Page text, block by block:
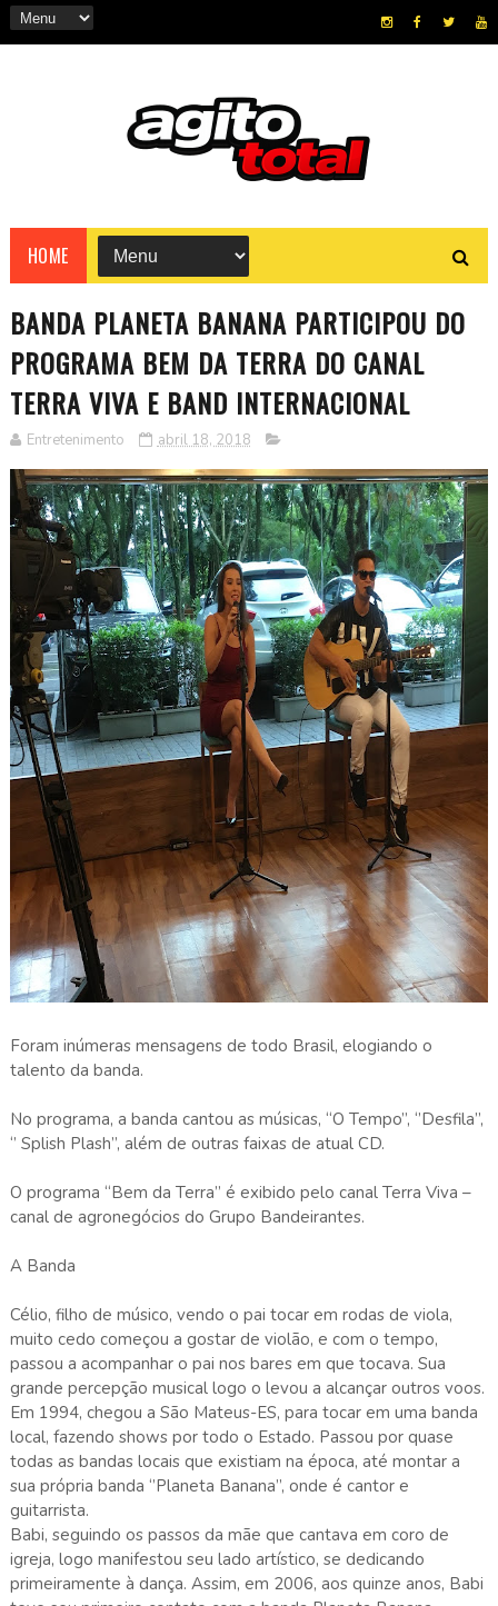
HOME
BANDA PLANETA BANANA PARTICIPOU DO
PROGRAMA BEM DA TERRA DO CANAL
TERRA VIVA E BAND INTERNACIONAL
Entretenimento abril 18, 2018
Foram inúmeras mensagens de todo Brasil, elogiando o
talento da banda.
No programa, a banda cantou as músicas, “O Tempo”, ‘’Desfila’’,
‘’ Splish Plash’’, além de outras faixas de atual CD.
O programa “Bem da Terra” é exibido pelo canal Terra Viva –
canal de agronegócios do Grupo Bandeirantes.
A Banda
Célio, filho de músico, vendo o pai tocar em rodas de viola,
muito cedo começou a gostar de violão, e com o tempo,
passou a acompanhar o pai nos bares em que tocava. Sua
grande percepção musical logo o levou a alcançar outros voos.
Em 1994, chegou a São Mateus-ES, para tocar em uma banda
local, fazendo shows por todo o Estado. Passou por quase
todas as bandas locais que existiam na época, até montar a
sua própria banda ‘’Planeta Banana’’, onde é cantor e
guitarrista.
Babi, seguindo os passos da mãe que cantava em coro de
igreja, logo manifestou seu lado artístico, se dedicando
primeiramente à dança. Assim, em 2006, aos quinze anos, Babi